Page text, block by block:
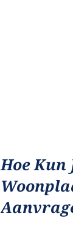
Hoe Kun